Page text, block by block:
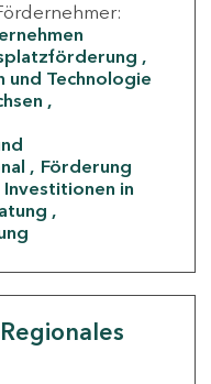
und Technologie
Förderung
Investitionen in